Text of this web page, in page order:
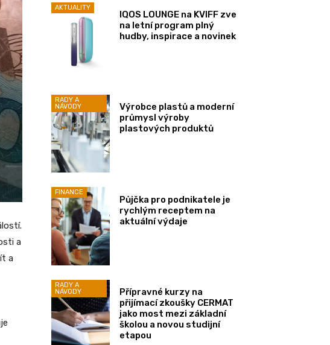
a
a
AKTUALITY
IQOS LOUNGE na KVIFF zve
na letní program plný
hudby, inspirace a novinek
RADY A
NÁVODY
Výrobce plastů a moderní
průmysl výroby
plastových produktů
FINANCE
Půjčka pro podnikatele je
rychlým receptem na
aktuální výdaje
RADY A
NÁVODY
Přípravné kurzy na
přijímací zkoušky CERMAT
jako most mezi základní
školou a novou studijní
etapou